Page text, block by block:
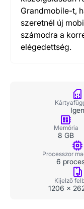
Grandmobile-t,
szeretnél új
számodra a
elégedettség.
Igen
Memória
8 GB
Processzor
6
Kijelző
1206 x